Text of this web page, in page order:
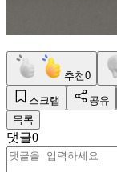
추천0
스크랩 공유
목록
댓글0